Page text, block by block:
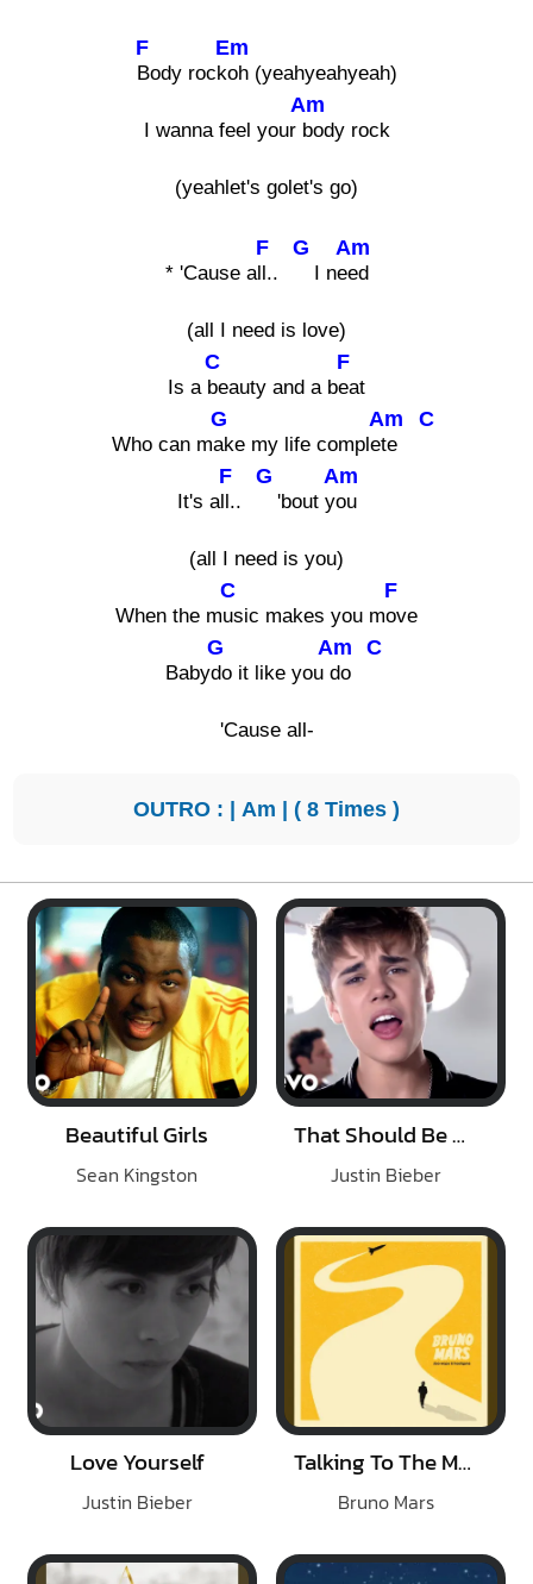
F
Body rock
Em
oh (yeahyeahyeah)
I wanna feel your
Am
body rock
(yeahlet's golet's go)
* 'Cause a
F
ll..
G
I ne
Am
ed
(all I need is love)
Is a
C
beauty and a b
F
eat
Who can m
G
ake my life comple
Am
te
C
It's a
F
ll..
G
'bout y
Am
ou
(all I need is you)
When the m
C
usic makes you m
F
ove
Baby
G
do it like you
Am
do
C
'Cause all-
OUTRO : | Am | ( 8 Times )
Beautiful Girls
Sean Kingston
That Should Be Me
Justin Bieber
Love Yourself
Justin Bieber
Talking To The Moon
Bruno Mars